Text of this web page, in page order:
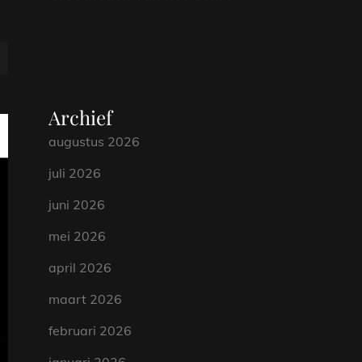
Archief
augustus 2026
juli 2026
juni 2026
mei 2026
april 2026
maart 2026
februari 2026